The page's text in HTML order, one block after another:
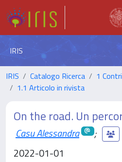
IRIS
IRIS Catalogo Ricerca
1
1.1 Articolo in rivista
On the road. Un
Casu Alessandra
;
2022-01-01